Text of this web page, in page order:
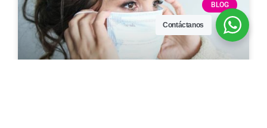
BLOG
Contáctanos